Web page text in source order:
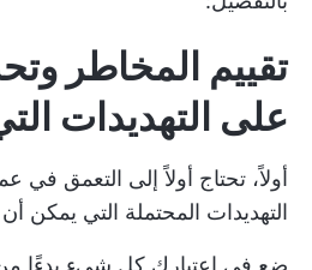
تقييم المخاطر
على التهديدات
أولاً، تحتاج أولاً إلى التعمق في
التهديدات المحتملة التي يمكن
ضع في اعتبارك كل شيء بدءًا من